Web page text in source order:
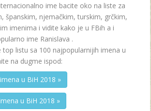
ime bacite oko na liste za
španskim, njemačkim, turskim, grčkim,
imenima i vidite kako je u FBih a i
ime Ranislava .
top listu sa 100 najpopularnijih imena u
na dugme ispod:
u BiH 2018 »
u BiH 2018 »